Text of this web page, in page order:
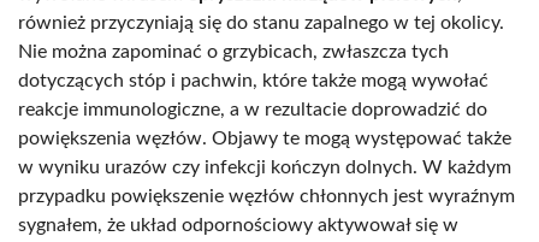
również przyczyniają się do stanu zapalnego w tej okolicy.
Nie można zapominać o grzybicach, zwłaszcza tych
dotyczących stóp i pachwin, które także mogą wywołać
reakcje immunologiczne, a w rezultacie doprowadzić do
powiększenia węzłów. Objawy te mogą występować także
w wyniku urazów czy infekcji kończyn dolnych. W każdym
przypadku powiększenie węzłów chłonnych jest wyraźnym
sygnałem, że układ odpornościowy aktywował się w